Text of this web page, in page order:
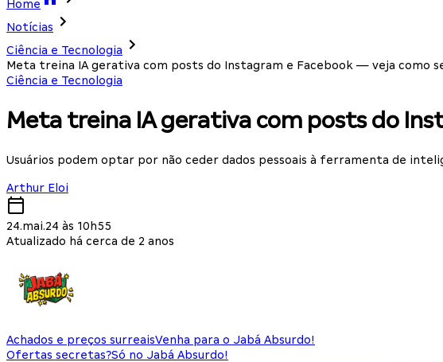
Home
Notícias
Ciência e Tecnologia
Meta treina IA gerativa com posts do Instagram e Facebook — veja como
Ciência e Tecnologia
Meta treina IA gerativa com posts do
Usuários podem optar por não ceder dados pessoais à ferramenta de
Arthur Eloi
24.mai.24 às 10h55
Atualizado há cerca de 2 anos
Achados e preços surreaisVenha para o Jabá Absurdo!
Ofertas secretas?Só no Jabá Absurdo!